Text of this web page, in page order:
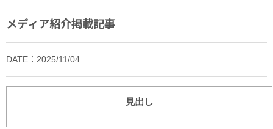
メディア紹介掲載記事
DATE：2025/11/04
見出し